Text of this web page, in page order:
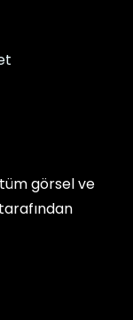
görsel ve
tarafından